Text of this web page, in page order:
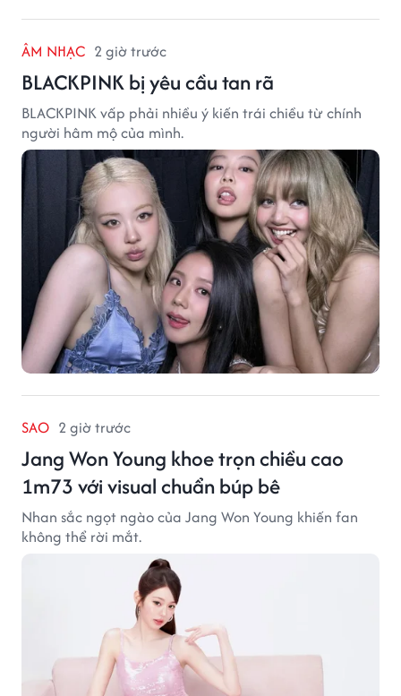
ÂM NHẠC 2 giờ trước
BLACKPINK bị yêu cầu tan rã
BLACKPINK vấp phải nhiều ý kiến trái chiều từ chính
người hâm mộ của mình.
SAO 2 giờ trước
Jang Won Young khoe trọn chiều cao
1m73 với visual chuẩn búp bê
Nhan sắc ngọt ngào của Jang Won Young khiến fan
không thể rời mắt.